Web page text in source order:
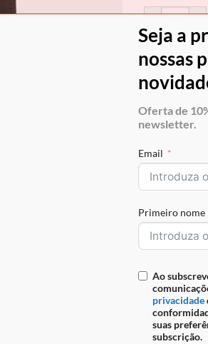
Quantidade
Envio grátis
seguro
REF:
da Cavalinho. Guarde
da pele natural de fabrico nacional.
nos nas nossas redes sociais,Facebook
Seja a
nossas
Oferta de
newsletter.
Email
Primeiro nome
Ao
privacidade
suas
subscrição.